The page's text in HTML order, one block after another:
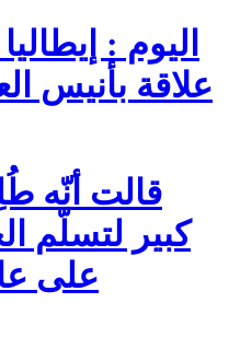
اليوم :
علاقة بأنيس
قالت أنّه
كبير لتسلّم
على